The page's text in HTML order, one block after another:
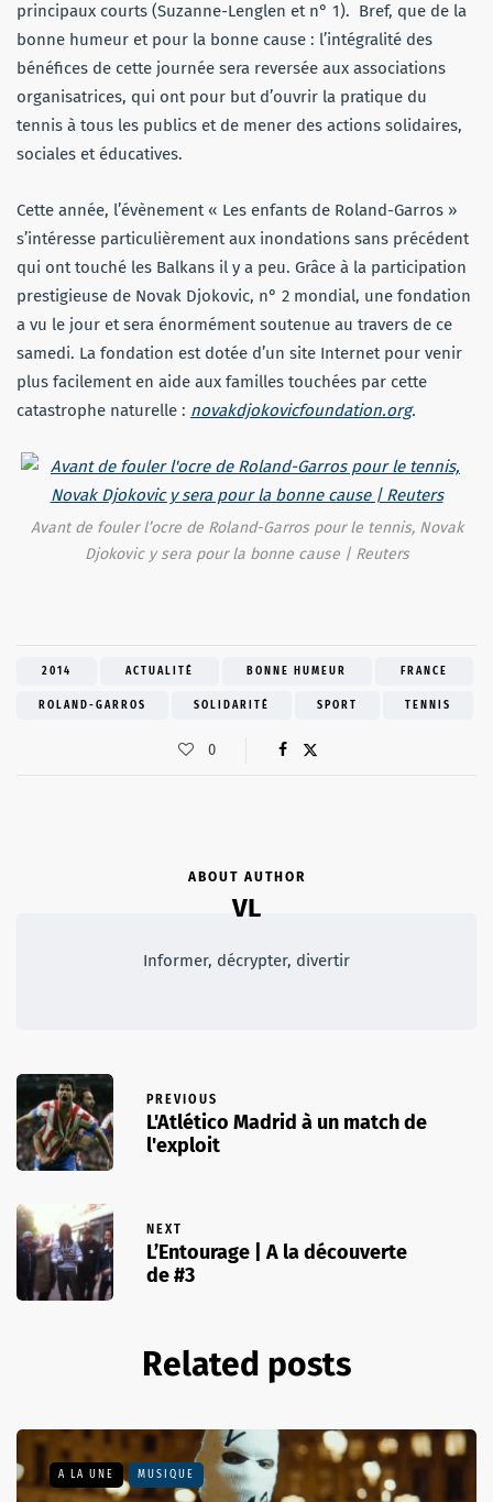
principaux courts (Suzanne-Lenglen et n° 1). Bref, que de la
bonne humeur et pour la bonne cause : l’intégralité des
bénéfices de cette journée sera reversée aux associations
organisatrices, qui ont pour but d’ouvrir la pratique du
tennis à tous les publics et de mener des actions solidaires,
sociales et éducatives.
Cette année, l’évènement « Les enfants de Roland-Garros »
s’intéresse particulièrement aux inondations sans précédent
qui ont touché les Balkans il y a peu. Grâce à la participation
prestigieuse de Novak Djokovic, n° 2 mondial, une fondation
a vu le jour et sera énormément soutenue au travers de ce
samedi. La fondation est dotée d’un site Internet pour venir
plus facilement en aide aux familles touchées par cette
catastrophe naturelle : novakdjokovicfoundation.org.
Avant de fouler l’ocre de Roland-Garros pour le tennis, Novak
Djokovic y sera pour la bonne cause | Reuters
2014 ACTUALITÉ BONNE HUMEUR FRANCE
ROLAND-GARROS SOLIDARITÉ SPORT TENNIS
0
ABOUT AUTHOR
VL
Informer, décrypter, divertir
PREVIOUS
L'Atlético Madrid à un match de
l'exploit
NEXT
L’Entourage | A la découverte
de #3
Related posts
A LA UNE MUSIQUE